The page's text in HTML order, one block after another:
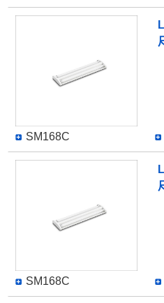
SM168C
SM168C